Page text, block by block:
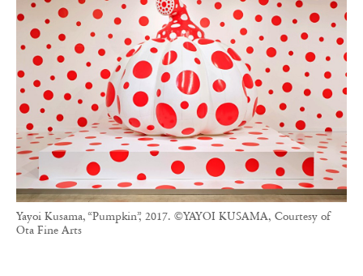
Yayoi Kusama, “Pumpkin”, 2017. ©YAYOI KUSAMA, Courtesy of
Ota Fine Arts